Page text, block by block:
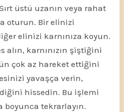
üstü uzanın veya rahat
oturun. Bir elinizi
elinizi karnınıza koyun.
alın, karnınızın şiştiğini
çok az hareket ettiğini
yavaşça verin,
hissedin. Bu işlemi
boyunca tekrarlayın.